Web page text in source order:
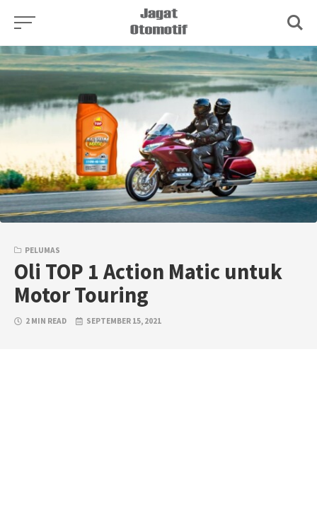
Skip
content
PELUMAS
Oli TOP 1 Action Matic untuk
Motor Touring
2 MIN READ SEPTEMBER 15, 2021